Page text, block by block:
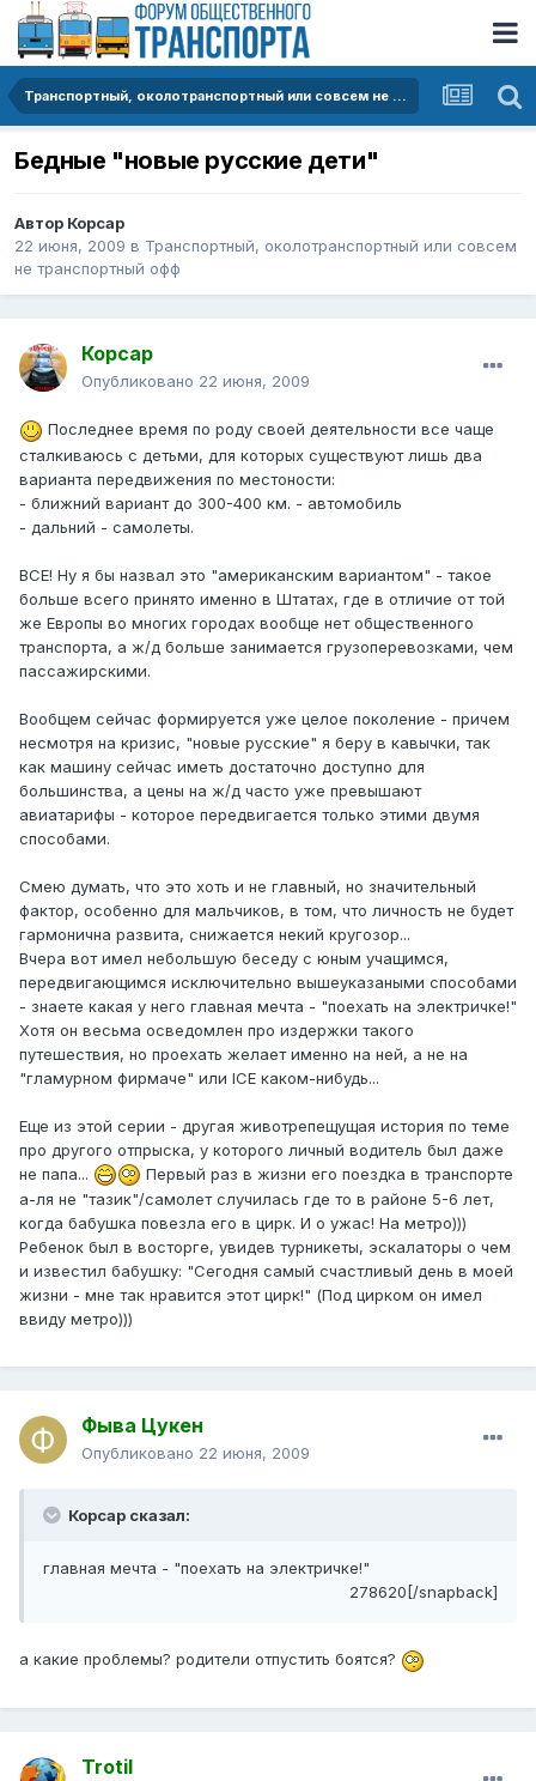
Транспортный, околотранспортный или совсем не транспортный офф
Бедные "новые русские дети"
Автор Корсар
22 июня, 2009 в Транспортный, околотранспортный или совсем
не транспортный офф
Корсар
Опубликовано 22 июня, 2009
Последнее время по роду своей деятельности все чаще
сталкиваюсь с детьми, для которых существуют лишь два
варианта передвижения по местоности:
- ближний вариант до 300-400 км. - автомобиль
- дальний - самолеты.
ВСЕ! Ну я бы назвал это "американским вариантом" - такое
больше всего принято именно в Штатах, где в отличие от той
же Европы во многих городах вообще нет общественного
транспорта, а ж/д больше занимается грузоперевозками, чем
пассажирскими.
Вообщем сейчас формируется уже целое поколение - причем
несмотря на кризис, "новые русские" я беру в кавычки, так
как машину сейчас иметь достаточно доступно для
большинства, а цены на ж/д часто уже превышают
авиатарифы - которое передвигается только этими двумя
способами.
Смею думать, что это хоть и не главный, но значительный
фактор, особенно для мальчиков, в том, что личность не будет
гармонична развита, снижается некий кругозор...
Вчера вот имел небольшую беседу с юным учащимся,
передвигающимся исключительно вышеуказаными способами
- знаете какая у него главная мечта - "поехать на электричке!"
Хотя он весьма осведомлен про издержки такого
путешествия, но проехать желает именно на ней, а не на
"гламурном фирмаче" или ICE каком-нибудь...
Еще из этой серии - другая животрепещущая история по теме
про другого отпрыска, у которого личный водитель был даже
не папа...
Первый раз в жизни его поездка в транспорте
а-ля не "тазик"/самолет случилась где то в районе 5-6 лет,
когда бабушка повезла его в цирк. И о ужас! На метро)))
Ребенок был в восторге, увидев турникеты, эскалаторы о чем
и известил бабушку: "Сегодня самый счастливый день в моей
жизни - мне так нравится этот цирк!" (Под цирком он имел
ввиду метро)))
Фыва Цукен
Опубликовано 22 июня, 2009
Корсар сказал:
главная мечта - "поехать на электричке!"
278620[/snapback]
а какие проблемы? родители отпустить боятся?
Trotil